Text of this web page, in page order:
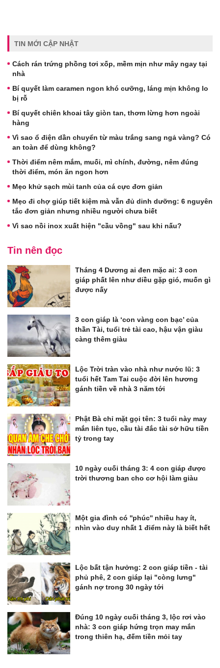
TIN MỚI CẬP NHẬT
Cách rán trứng phồng tơi xốp, mềm mịn như mây ngay tại
nhà
Bí quyết làm caramen ngon khó cưỡng, láng mịn không lo
bị rỗ
Bí quyết chiên khoai tây giòn tan, thơm lừng hơn ngoài
hàng
Vì sao ổ điện dần chuyển từ màu trắng sang ngả vàng? Có
an toàn để dùng không?
Thời điểm nêm mắm, muối, mì chính, đường, nêm đúng
thời điểm, món ăn ngon hơn
Mẹo khử sạch mùi tanh của cá cực đơn giản
Mẹo đi chợ giúp tiết kiệm mà vẫn đủ dinh dưỡng: 6 nguyên
tắc đơn giản nhưng nhiều người chưa biết
Vì sao nồi inox xuất hiện "cầu vồng" sau khi nấu?
Tin nên đọc
Tháng 4 Dương ai đen mặc ai: 3 con
giáp phất lên như diều gặp gió, muốn gì
được nấy
3 con giáp là ‘con vàng con bạc’ của
thần Tài, tuổi trẻ tài cao, hậu vận giàu
càng thêm giàu
Lộc Trời tràn vào nhà như nước lũ: 3
tuổi hết Tam Tai cuộc đời lên hương
gánh tiền về nhà 3 năm tới
Phật Bà chỉ mặt gọi tên: 3 tuổi này may
mắn liên tục, cầu tài đắc tài sở hữu tiền
tỷ trong tay
10 ngày cuối tháng 3: 4 con giáp được
trời thương ban cho cơ hội làm giàu
Một gia đình có ''phúc'' nhiều hay ít,
nhìn vào duy nhất 1 điểm này là biết hết
Lộc bất tận hưởng: 2 con giáp tiền - tài
phủ phê, 2 con giáp lại "còng lưng"
gánh nợ trong 30 ngày tới
Đúng 10 ngày cuối tháng 3, lộc rơi vào
nhà: 3 con giáp hứng trọn may mắn
trong thiên hạ, đếm tiền mỏi tay